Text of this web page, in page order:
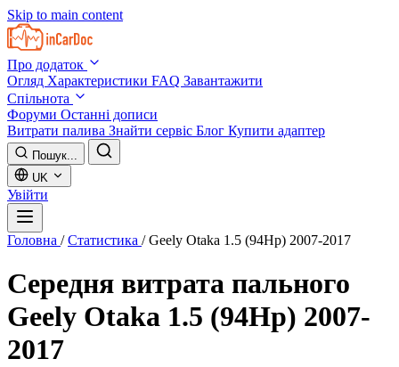
Skip to main content
Про додаток
Огляд Характеристики FAQ Завантажити
Спільнота
Форуми Останні дописи
Витрати палива Знайти сервіс Блог Купити адаптер
Пошук...
UK
Увійти
Головна / Статистика / Geely Otaka 1.5 (94Hp) 2007-2017
Середня витрата пального
Geely Otaka 1.5 (94Hp) 2007-
2017